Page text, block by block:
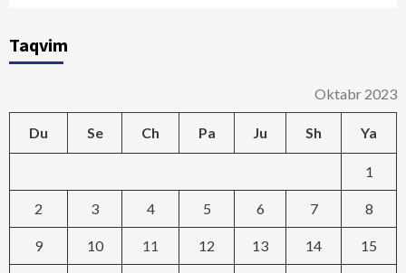
Taqvim
Oktabr 2023
Du Se Ch Pa Ju Sh Ya
1
2 3 4 5 6 7 8
9 10 11 12 13 14 15